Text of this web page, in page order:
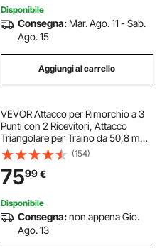
Disponibile
Consegna: Mar. Ago. 11 - Sab.
Ago. 15
Aggiungi al carrello
VEVOR Attacco per Rimorchio a 3
Punti con 2 Ricevitori, Attacco
Triangolare per Traino da 50,8 mm,
Adattatore per Traino di Categoria 1
Compatibile con Kubota John
Deere Massey Ferguson Yanmar
(154)
7599€
Disponibile
Consegna:non appena Gio.
Ago. 13